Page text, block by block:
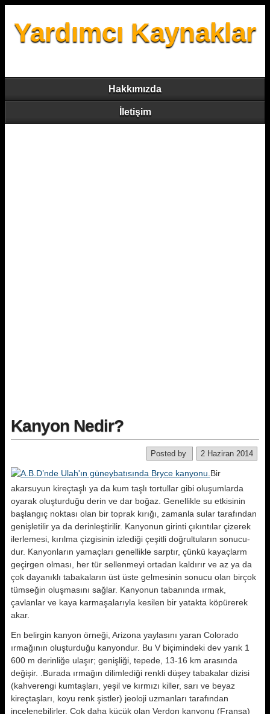
Yardımcı Kaynaklar
Hakkımızda
İletişim
Kanyon Nedir?
2 Haziran 2014
Posted by
Bir
akarsuyun kireçtaşlı ya da kum taşlı tortullar gibi oluşumlarda
oyarak oluşturduğu derin ve dar boğaz. Genellikle su etkisinin
başlangıç nok­tası olan bir toprak kırığı, zamanla su­lar tarafından
genişletilir ya da derin­leştirilir. Kanyonun girinti çıkıntılar çizerek
ilerlemesi, kırılma çizgisinin izlediği çeşitli doğrultuların sonucu­
dur. Kanyonların yamaçları genellik­le sarptır, çünkü kayaçlarm
geçirgen olması, her tür sellenmeyi ortadan kaldırır ve az ya da
çok dayanıklı ta­bakaların üst üste gelmesinin sonucu olan birçok
tümseğin oluşmasını sağ­lar. Kanyonun tabanında ırmak,
çavlanlar ve kaya karmaşalarıyla kesilen bir yatakta köpürerek
akar.
En belirgin kanyon örneği, Arizona yaylasını yaran Colorado
ırmağının oluşturduğu kanyondur. Bu V biçimin­deki dev yarık 1
600 m derinliğe ula­şır; genişliği, tepede, 13-16 km arasın­da
değişir. .Burada ırmağın dilimledi­ği renkli düşey tabakalar dizisi
(kah­verengi kumtaşları, yeşil ve kırmızı killer, sarı ve beyaz
kireçtaşları, ko­yu renk şistler) jeoloji uzmanları tara­fından
incelenebilirler. Çok daha kü­çük olan Verdon kanyonu (Fransa)